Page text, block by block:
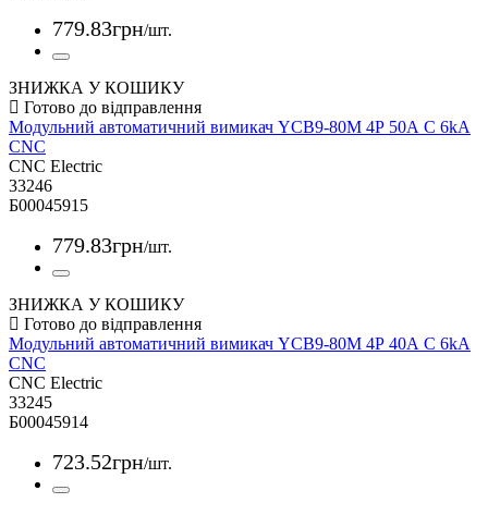
779.83грн/шт.
ЗНИЖКА У КОШИКУ
Модульний автоматичний вимикач YCB9-80M 4Р 50А С 6kА
CNC
CNC Electric
33246
Б00045915
779.83грн/шт.
ЗНИЖКА У КОШИКУ
Модульний автоматичний вимикач YCB9-80M 4Р 40А С 6kА
CNC
CNC Electric
33245
Б00045914
723.52грн/шт.